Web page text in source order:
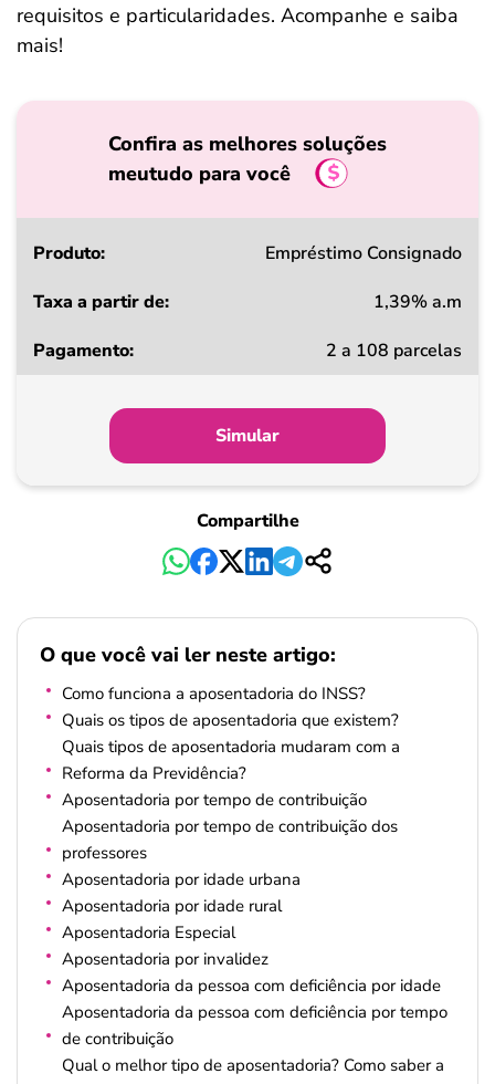
requisitos e particularidades. Acompanhe e saiba
mais!
Confira as melhores soluções
meutudo para você
Produto
a
Pagamento
Empréstimo Consignado
1,39% a.m
2 a 108 parcelas
Simular
Compartilhe
O que você vai ler neste artigo:
Como funciona a aposentadoria do INSS?
Quais os tipos de aposentadoria que existem?
Quais tipos de aposentadoria mudaram com a
Reforma da Previdência?
Aposentadoria por tempo de contribuição
Aposentadoria por tempo de contribuição dos
professores
Aposentadoria por idade urbana
Aposentadoria por idade rural
Aposentadoria Especial
Aposentadoria por invalidez
Aposentadoria da pessoa com deficiência por idade
Aposentadoria da pessoa com deficiência por tempo
de contribuição
Qual o melhor tipo de aposentadoria? Como saber a